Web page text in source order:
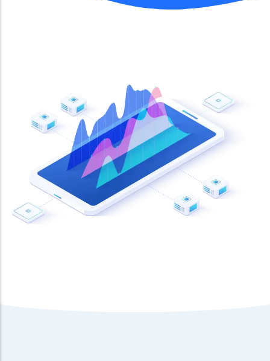
Consultor Email Marketing
Criação de Sites Tendência
Criação de Loja Online
Alojamento WordPress